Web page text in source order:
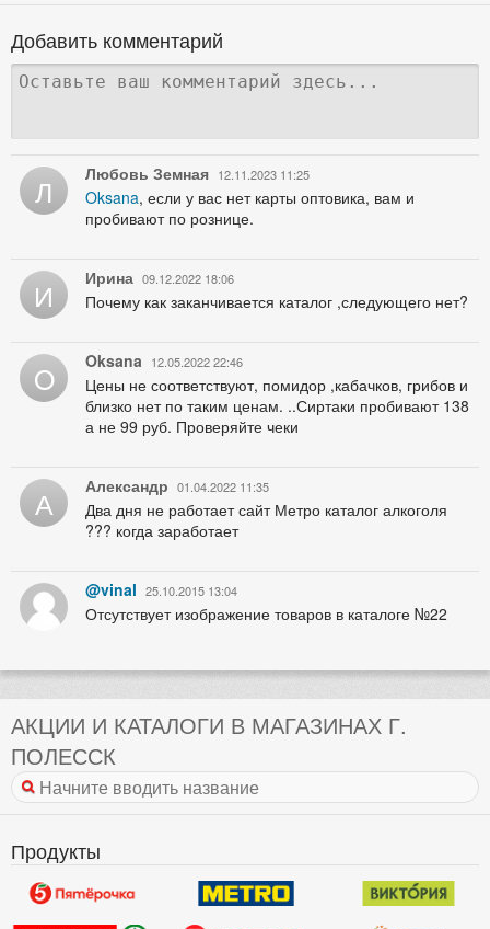
Добавить комментарий
Л Любовь Земная 12.11.2023 11:25
Oksana, если у вас нет карты оптовика, вам и
пробивают по рознице.
И Ирина 09.12.2022 18:06
Почему как заканчивается каталог ,следующего нет?
O Oksana 12.05.2022 22:46
Цены не соответствуют, помидор ,кабачков, грибов и
близко нет по таким ценам. ..Сиртаки пробивают 138
а не 99 руб. Проверяйте чеки
А Александр 01.04.2022 11:35
Два дня не работает сайт Метро каталог алкоголя
??? когда заработает
@vinal 25.10.2015 13:04
Отсутствует изображение товаров в каталоге №22
АКЦИИ И КАТАЛОГИ В МАГАЗИНАХ Г.
ПОЛЕССК
Продукты